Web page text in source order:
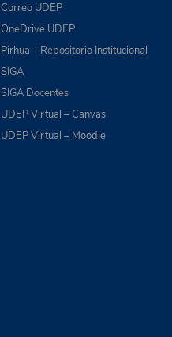
Correo UDEP
OneDrive UDEP
Pirhua – Repositorio Institucional
SIGA
SIGA Docentes
UDEP Virtual – Canvas
UDEP Virtual – Moodle